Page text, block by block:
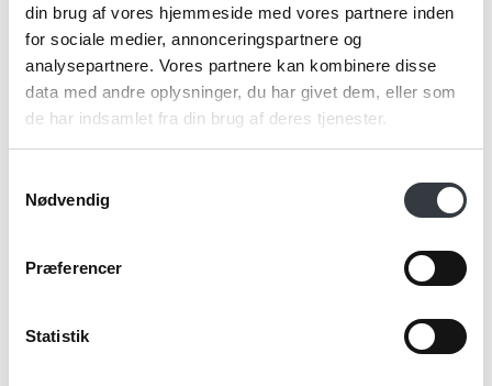
din brug af vores hjemmeside med vores partnere inden
for sociale medier, annonceringspartnere og
analysepartnere. Vores partnere kan kombinere disse
data med andre oplysninger, du har givet dem, eller som
de har indsamlet fra din brug af deres tjenester.
Nødvendig
Præferencer
Statistik
Jeg bekræfter at have læst TE & KAFFE
*Obligatorisk